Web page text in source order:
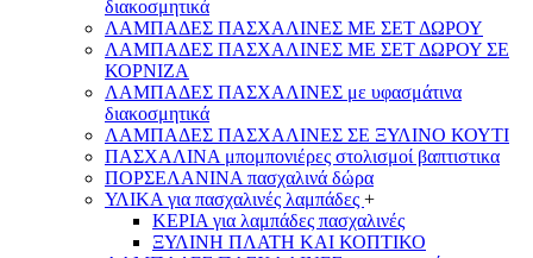
διακοσμητικά
ΛΑΜΠΑΔΕΣ ΠΑΣΧΑΛΙΝΕΣ ΜΕ ΣΕΤ ΔΩΡΟΥ
ΛΑΜΠΑΔΕΣ ΠΑΣΧΑΛΙΝΕΣ ΜΕ ΣΕΤ ΔΩΡΟΥ ΣΕ
ΚΟΡΝΙΖΑ
ΛΑΜΠΑΔΕΣ ΠΑΣΧΑΛΙΝΕΣ με υφασμάτινα
διακοσμητικά
ΛΑΜΠΑΔΕΣ ΠΑΣΧΑΛΙΝΕΣ ΣΕ ΞΥΛΙΝΟ ΚΟΥΤΙ
ΠΑΣΧΑΛΙΝΑ μπομπονιέρες στολισμοί βαπτιστικα
ΠΟΡΣΕΛΑΝΙΝΑ πασχαλινά δώρα
ΥΛΙΚΑ για πασχαλινές λαμπάδες +
ΚΕΡΙΑ για λαμπάδες πασχαλινές
ΞΥΛΙΝΗ ΠΛΑΤΗ ΚΑΙ ΚΟΠΤΙΚΟ